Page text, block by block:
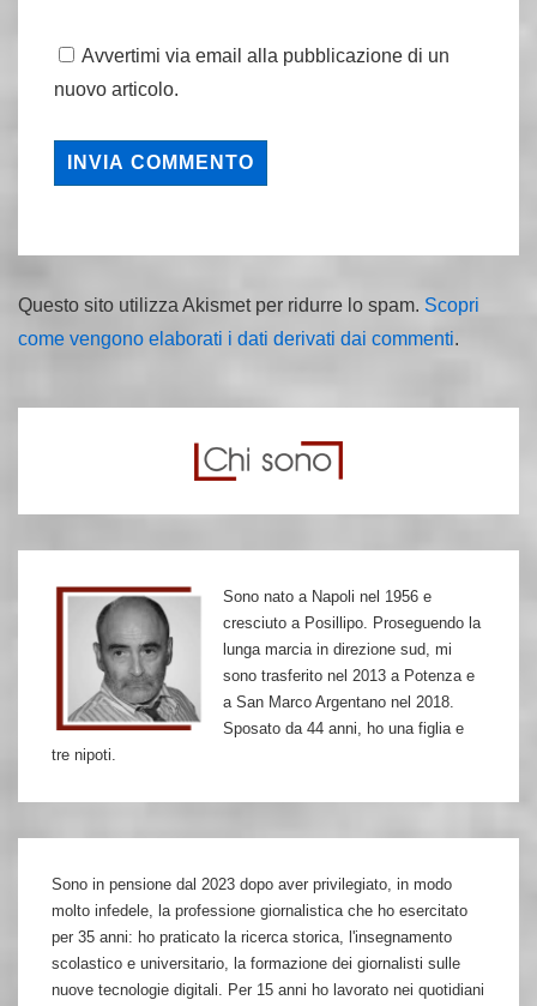
Avvertimi via email alla pubblicazione di un
nuovo articolo.
Questo sito utilizza Akismet per ridurre lo spam. Scopri
come vengono elaborati i dati derivati dai commenti.
Sono nato a Napoli nel 1956 e
cresciuto a Posillipo. Proseguendo la
lunga marcia in direzione sud, mi
sono trasferito nel 2013 a Potenza e
a San Marco Argentano nel 2018.
Sposato da 44 anni, ho una figlia e
tre nipoti.
Sono in pensione dal 2023 dopo aver privilegiato, in modo
molto infedele, la professione giornalistica che ho esercitato
per 35 anni: ho praticato la ricerca storica, l'insegnamento
scolastico e universitario, la formazione dei giornalisti sulle
nuove tecnologie digitali. Per 15 anni ho lavorato nei quotidiani